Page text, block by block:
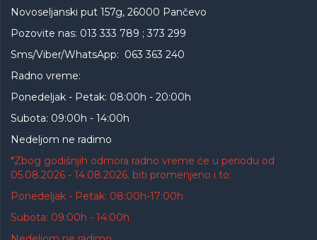
Novoseljanski put 157g, 26000 Pančevo
Pozovite nas: 013 333 789 ; 373 299
Sms/Viber/WhatsApp: 063 363 240
Radno vreme:
Ponedeljak - Petak: 08:00h - 20:00h
Subota: 09:00h - 14:00h
Nedeljom ne radimo
*Zbog godišnjih odmora radno vreme će u periodu od
05.08.2026 - 14.08.2026. biti promenjeno i to:
Ponedeljak - Petak: 08:00h-17:00h
Subota: 09:00h - 14:00h